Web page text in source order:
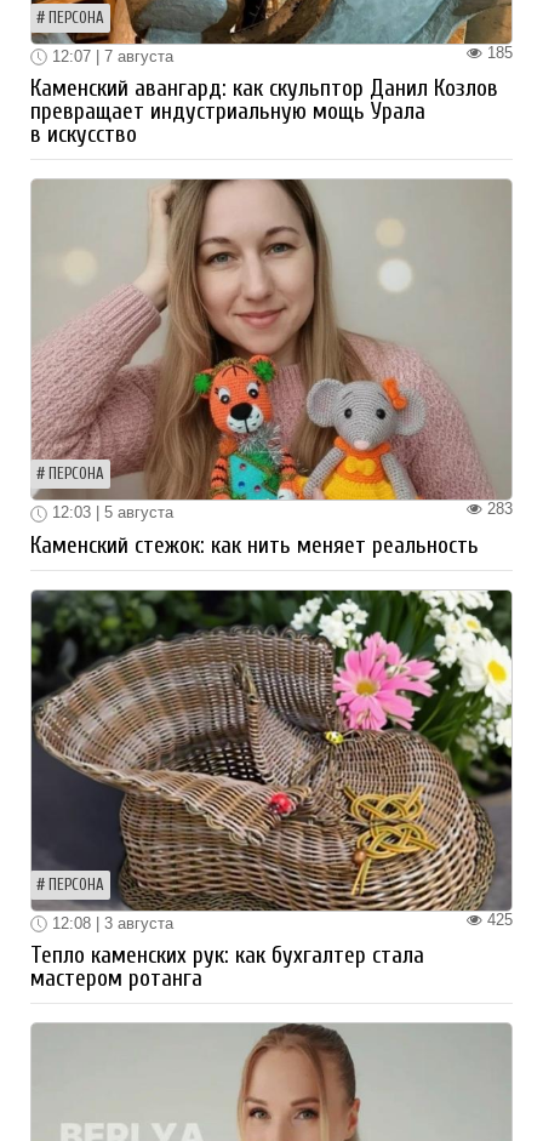
ПЕРСОНА
185
12:07 | 7 августа
Каменский авангард: как скульптор Данил Козлов
превращает индустриальную мощь Урала
в искусство
ПЕРСОНА
283
12:03 | 5 августа
Каменский стежок: как нить меняет реальность
ПЕРСОНА
425
12:08 | 3 августа
Тепло каменских рук: как бухгалтер стала
мастером ротанга